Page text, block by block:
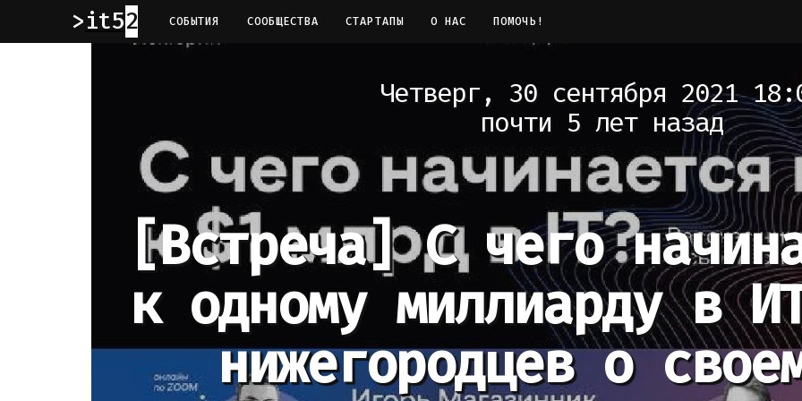
it52 СОБЫТИЯ СООБЩЕСТВА СТАРТАПЫ О НАС ПОМОЧЬ!
Четверг, 30 сентября 2021
почти 5 лет назад
[Встреча] С чего
к одному миллиарду в
нижегородцев о